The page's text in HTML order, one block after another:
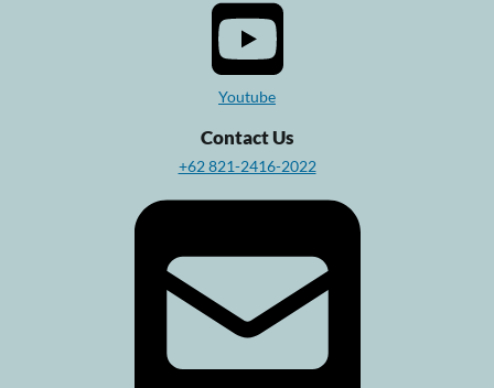
Youtube
Contact Us
+62 821-2416-2022